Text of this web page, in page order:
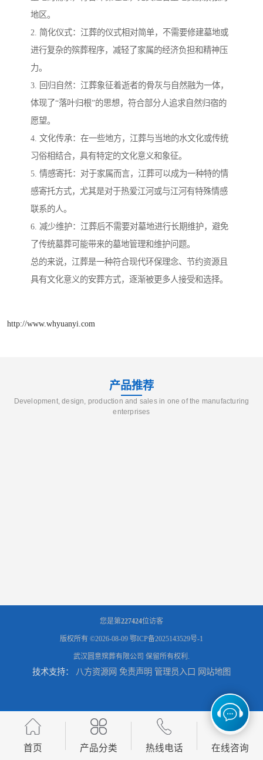
地区。
2. 简化仪式：江葬的仪式相对简单，不需要修建墓地或
进行复杂的殡葬程序，减轻了家属的经济负担和精神压
力。
3. 回归自然：江葬象征着逝者的骨灰与自然融为一体，
体现了“落叶归根”的思想，符合部分人追求自然归宿的
愿望。
4. 文化传承：在一些地方，江葬与当地的水文化或传统
习俗相结合，具有特定的文化意义和象征。
5. 情感寄托：对于家属而言，江葬可以成为一种特的情
感寄托方式，尤其是对于热爱江河或与江河有特殊情感
联系的人。
6. 减少维护：江葬后不需要对墓地进行长期维护，避免
了传统墓葬可能带来的墓地管理和维护问题。
总的来说，江葬是一种符合现代环保理念、节约资源且
具有文化意义的安葬方式，逐渐被更多人接受和选择。
http://www.whyuanyi.com
产品推荐
Development, design, production and sales in one of the manufacturing
enterprises
您是第227424位访客
版权所有 ©2026-08-09 鄂ICP备2025143529号-1
武汉圆意殡葬有限公司 保留所有权利.
技术支持： 八方资源网 免责声明 管理员入口 网站地图
首页 产品分类 热线电话 在线咨询